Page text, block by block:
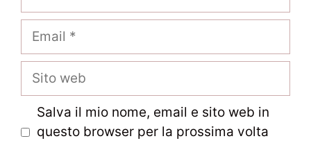
Email
Sito
Salva il mio nome, email e sito web in
questo browser per la prossima volta